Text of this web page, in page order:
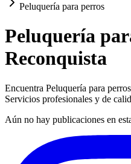
Peluquería para perros
Peluquería
Reconquista
Encuentra Peluquería para
Servicios profesionales y de
Aún no hay publicaciones en